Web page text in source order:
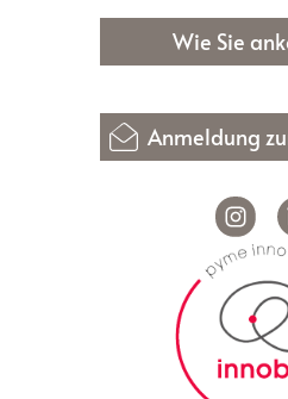
Wie Sie
Anmeldung